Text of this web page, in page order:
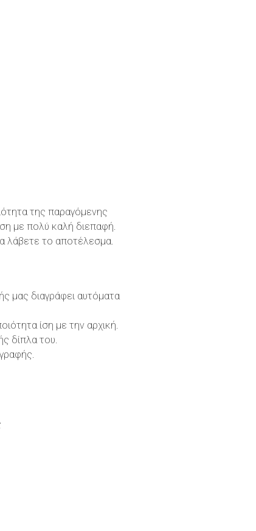
της παραγόμενης
με πολύ καλή διεπαφή.
λάβετε το αποτέλεσμα.
μας διαγράφει αυτόματα
ίση με την αρχική.
δίπλα του.